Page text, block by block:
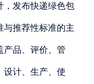
，发布快递绿色包
与推荐性标准的主
产品、评价、管
设计、生产、使